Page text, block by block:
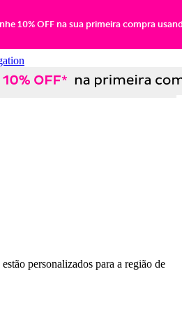
10% OFF na sua primeira compra
estão personalizados para a região de